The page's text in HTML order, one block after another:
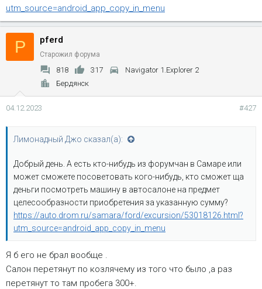
utm_source=android_app_copy_in_menu
P pferd
Старожил форума
818 317
Navigator 1.Explorer 2
Бердянск
04.12.2023 #427
Лимонадный Джо сказал(а):
Добрый день. А есть кто-нибудь из форумчан в Самаре или
может сможете посоветовать кого-нибудь, кто сможет ща
деньги посмотреть машину в автосалоне на предмет
целесообразности приобретения за указанную сумму?
https://auto.drom.ru/samara/ford/excursion/53018126.html?
utm_source=android_app_copy_in_menu
Я б его не брал вообще .
Салон перетянут по козлячему из того что было ,а раз
перетянут то там пробега 300+.